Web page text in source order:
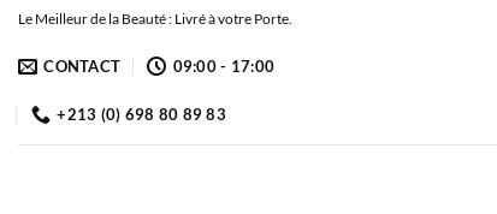
Passer
contenu
Le Meilleur de la Beauté : Livré à votre Porte.
CONTACT 09:00 - 17:00
+213 (0) 698 80 89 83